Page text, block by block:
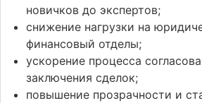
новичков до экспертов;
снижение нагрузки на
финансовый отделы;
ускорение процесса
заключения сделок;
повышение прозрачности и